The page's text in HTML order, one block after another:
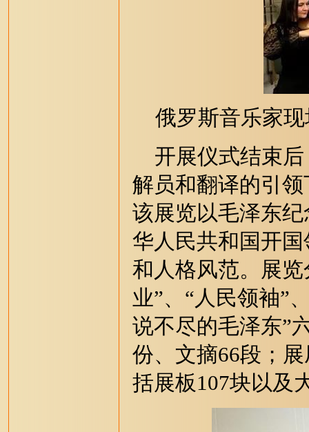
俄罗斯音乐家
开展仪式结束后
解员和翻译的引
该展览以毛泽东
华人民共和国开
和人格风范。展
业”、“人民领袖”
说不尽的毛泽东”
份、文摘66段；
括展板107块以及